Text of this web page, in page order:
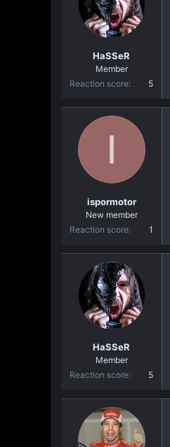
HaSSeR
Member
Reaction score
5
I
ispormotor
New member
Reaction score
1
HaSSeR
Member
Reaction score
5